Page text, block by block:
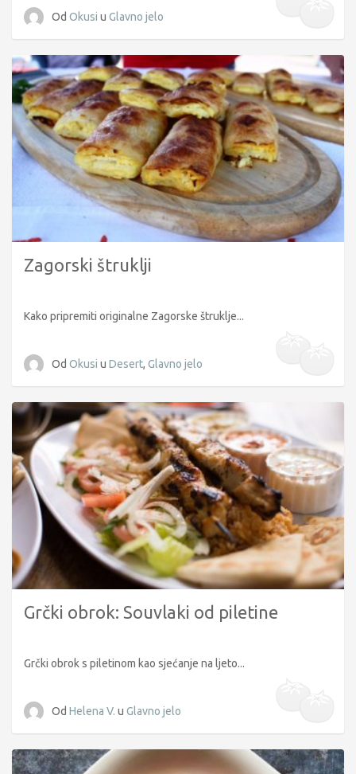
Od Okusi u Glavno jelo
Zagorski štruklji
Kako pripremiti originalne Zagorske štruklje...
Od Okusi u Desert, Glavno jelo
Grčki obrok: Souvlaki od piletine
Grčki obrok s piletinom kao sjećanje na ljeto...
Od Helena V. u Glavno jelo